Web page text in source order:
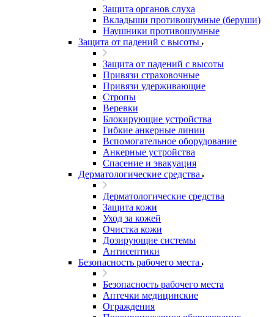
Защита органов слуха
Вкладыши противошумные (беруши)
Наушники противошумные
Защита от падений с высоты
Защита от падений с высоты
Привязи страховочные
Привязи удерживающие
Стропы
Веревки
Блокирующие устройства
Гибкие анкерные линии
Вспомогательное оборудование
Анкерные устройства
Спасение и эвакуация
Дерматологические средства
Дерматологические средства
Защита кожи
Уход за кожей
Очистка кожи
Дозирующие системы
Антисептики
Безопасность рабочего места
Безопасность рабочего места
Аптечки медицинские
Ограждения